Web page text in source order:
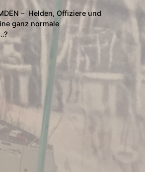
– Helden, Offiziere und
ganz normale